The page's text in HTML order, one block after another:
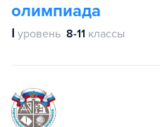
олимпиада
Ⅰ уровень 8-11 классы